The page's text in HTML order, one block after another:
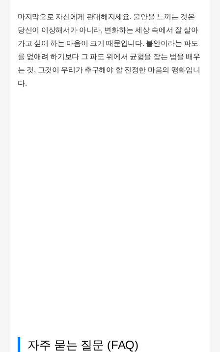
마지막으로 자신에게 관대해지세요. 불안을 느끼는 것은
당신이 이상해서가 아니라, 변화하는 세상 속에서 잘 살아
가고 싶어 하는 마음이 크기 때문입니다. 불안이라는 파도
를 없애려 하기보다 그 파도 위에서 균형을 잡는 법을 배우
는 것, 그것이 우리가 추구해야 할 진정한 마음의 평화입니
다.
자주 묻는 질문 (FAQ)